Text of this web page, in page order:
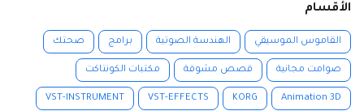
الأقسام
القاموس الموسيقي الهندسة الصوتية برامج صحتك
صوامت مجانية قصص مشوقة مكتبات الكونتاكت
Animation 3D
KORG
VST-EFFECTS
VST-INSTRUMENT